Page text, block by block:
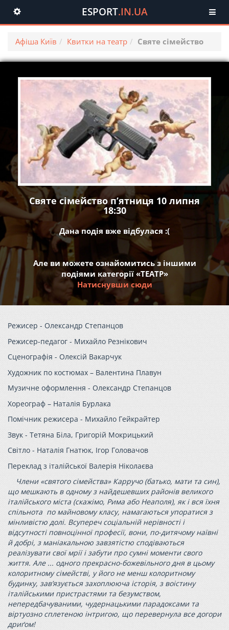
Toggle
navigation
ESPORT.IN.UA
Афіша Київ Квитки на театр Святе сімейство
Святе сімейство пʼятниця 10 липня
18:30
Дана подія вже відбулася :(
Але ви можете ознайомитись з іншими
подіями категорії «ТЕАТР»
Натиснувши сюди
Режисер - Олександр Степанцов
Режисер-педагог - Михайло Резнікович
Сценографія - Олексій Вакарчук
Художник по костюмах – Валентина Плавун
Музичне оформлення - Олександр Степанцов
Хореограф – Наталія Бурлака
Помічник режисера - Михайло Гейкрайтер
Звук - Тетяна Біла, Григорій Мокрицький
Світло - Наталія Гнатюк, Ігор Головачов
Переклад з італійської Валерія Ніколаєва
Члени «святого сімейства» Карручо (батько, мати та син),
що мешкають в одному з найдешевших районів великого
італійського міста (скажімо, Рима або Неаполя), як і вся їхня
спільнота по майновому класу, намагаються упоратися з
мінливістю долі. Всупереч соціальній нерівності і
відсутності повноцінної професії, вони, по-дитячому наївні
й добрі, з маніакальною завзятістю сподіваються
реалізувати свої мрії і забути про сумні моменти свого
життя. Але ... одного прекрасно-божевільного дня в цьому
колоритному сімействі, у його не менш колоритному
будинку, зав’язується захоплююча історія, з воістину
італійськими пристрастями та безумством,
непередбачуваними, чудернацькими парадоксами та
віртуозно сплетеною інтригою, що перевернула все догори
дриґом!